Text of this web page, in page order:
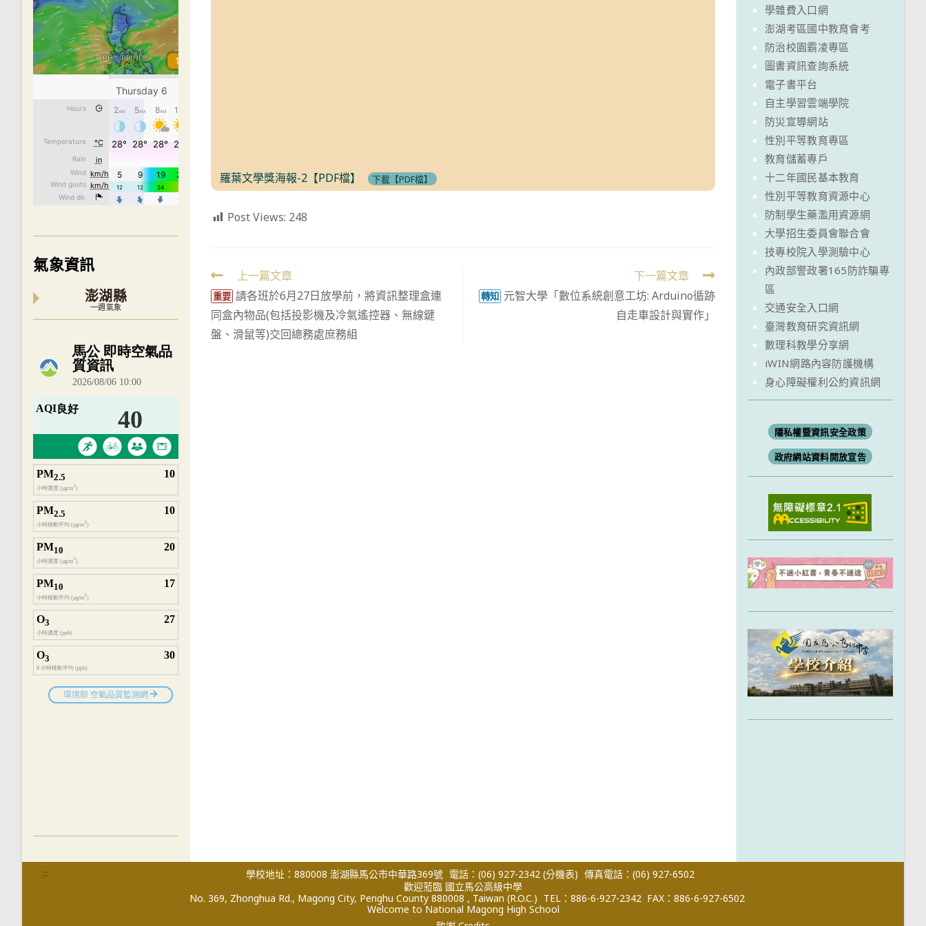
羅葉文學獎海報-2【PDF檔】 下載【PDF檔】
Post Views: 248
Read
more
articles
上一篇文章
重要 請各班於6月27日放學前，將資訊整理盒連
同盒內物品(包括投影機及冷氣遙控器、無線鍵
盤、滑鼠等)交回總務處庶務組
下一篇文章
轉知 元智大學「數位系統創意工坊: Arduino循跡
自走車設計與實作」
氣象資訊
澎湖縣
一週氣象
內嵌空氣品質小工具為視覺預覽，完整即時空氣品質資料請開啟
學雜費入口網
澎湖考區國中教育會考
防治校園霸凌專區
圖書資訊查詢系統
電子書平台
自主學習雲端學院
防災宣導網站
性別平等教育專區
教育儲蓄專戶
十二年國民基本教育
性別平等教育資源中心
防制學生藥濫用資源網
大學招生委員會聯合會
技專校院入學測驗中心
內政部警政署165防詐騙專
區
交通安全入口網
臺灣教育研究資訊網
數理科教學分享網
iWIN網路內容防護機構
身心障礙權利公約資訊網
隱私權暨資訊安全政策
政府網站資料開放宣告
::: 學校地址：880008 澎湖縣馬公市中華路369號 電話：(06) 927-2342 (分機表) 傳真電話：(06) 927-6502
歡迎蒞臨 國立馬公高級中學
No. 369, Zhonghua Rd., Magong City, Penghu County 880008 , Taiwan (R.O.C.) TEL：886-6-927-2342 FAX：886-6-927-6502
Welcome to National Magong High School